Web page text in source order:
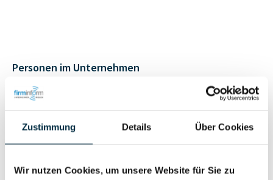
Zustimmung Details Über Cookies
Wir nutzen Cookies, um unsere Website für Sie zu
Personen im Unternehmen
Nutzer
Wirtschaftlich
Vollständiges